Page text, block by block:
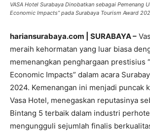
VASA Hotel Surabaya Dinobatkan sebagai Pemenang
Economic Impacts” pada Surabaya Tourism Award
hariansurabaya.com | SURABAYA –
meraih kehormatan yang luar biasa
memenangkan penghargaan prestisius
Economic Impacts” dalam acara
2024. Kemenangan ini menjadi puncak
Vasa Hotel, menegaskan reputasinya
Bintang 5 terbaik dalam industri
mengungguli sejumlah finalis